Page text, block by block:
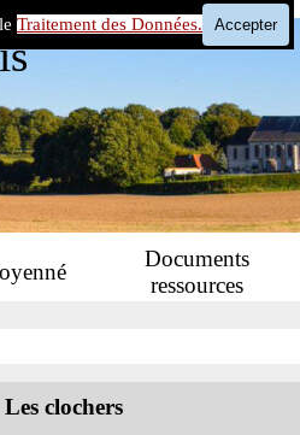
Traitement des Données. Accepter
Documents
ressources
Les clochers